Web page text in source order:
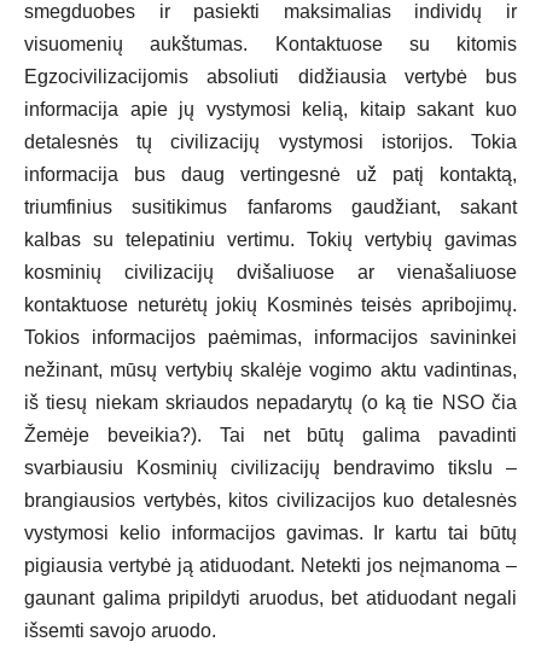
smegduobes ir pasiekti maksimalias individų ir
visuomenių aukštumas. Kontaktuose su kitomis
Egzocivilizacijomis absoliuti didžiausia vertybė bus
informacija apie jų vystymosi kelią, kitaip sakant kuo
detalesnės tų civilizacijų vystymosi istorijos. Tokia
informacija bus daug vertingesnė už patį kontaktą,
triumfinius susitikimus fanfaroms gaudžiant, sakant
kalbas su telepatiniu vertimu. Tokių vertybių gavimas
kosminių civilizacijų dvišaliuose ar vienašaliuose
kontaktuose neturėtų jokių Kosminės teisės apribojimų.
Tokios informacijos paėmimas, informacijos savininkei
nežinant, mūsų vertybių skalėje vogimo aktu vadintinas,
iš tiesų niekam skriaudos nepadarytų (o ką tie NSO čia
Žemėje beveikia?). Tai net būtų galima pavadinti
svarbiausiu Kosminių civilizacijų bendravimo tikslu –
brangiausios vertybės, kitos civilizacijos kuo detalesnės
vystymosi kelio informacijos gavimas. Ir kartu tai būtų
pigiausia vertybė ją atiduodant. Netekti jos neįmanoma –
gaunant galima pripildyti aruodus, bet atiduodant negali
išsemti savojo aruodo.